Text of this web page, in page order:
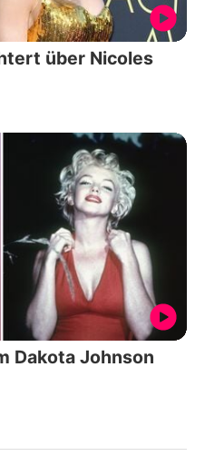
über Nicoles
Dakota Johnson